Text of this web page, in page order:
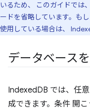
いるため、 このガイドでは
ードを省略しています。も
使用している場合は、
データベース
IndexedDB では、任
成できます。条件 開